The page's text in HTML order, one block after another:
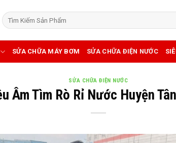
SỬA CHỮA MÁY BƠM SỬA CHỮA ĐIỆN NƯỚC
SỬA CHỮA ĐIỆN NƯỚC
Âm Tìm Rò Rỉ Nước Huyện